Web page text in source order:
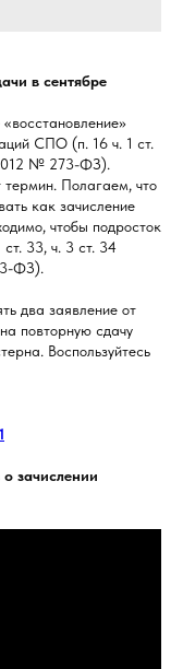
в сентябре
СПО (п. 16 ч. 1 ст.
№ 273-ФЗ).
Полагаем, что
как зачисление
чтобы подросток
33, ч. 3 ст. 34
ФЗ).
два заявление от
повторную сдачу
Воспользуйтесь
зачислении